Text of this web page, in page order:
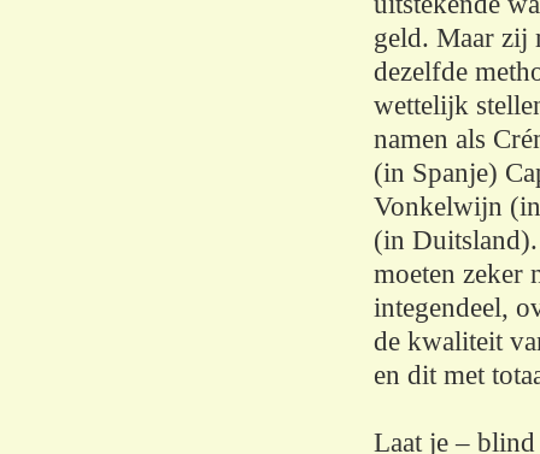
geld. Maar zij
dezelfde
wettelijk
namen als
(in Spanje)
Vonkelwijn
(in
moeten zeker
integendeel,
de kwaliteit
en dit met
Laat je –